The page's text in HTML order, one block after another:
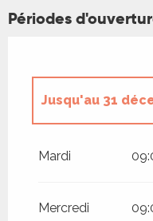
Périodes
Jusqu'au 31
Mardi
Mercredi